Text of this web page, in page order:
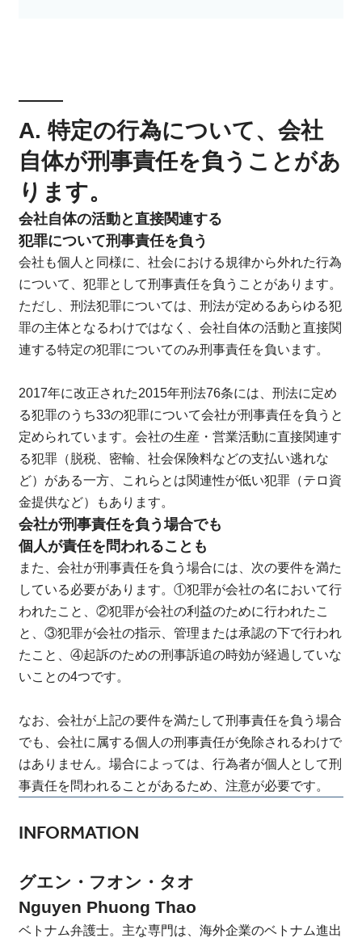
A. 特定の行為について、会社
自体が刑事責任を負うことがあ
ります。
会社自体の活動と直接関連する
犯罪について刑事責任を負う
会社も個人と同様に、社会における規律から外れた行為
について、犯罪として刑事責任を負うことがあります。
ただし、刑法犯罪については、刑法が定めるあらゆる犯
罪の主体となるわけではなく、会社自体の活動と直接関
連する特定の犯罪についてのみ刑事責任を負います。
2017年に改正された2015年刑法76条には、刑法に定め
る犯罪のうち33の犯罪について会社が刑事責任を負うと
定められています。会社の生産・営業活動に直接関連す
る犯罪（脱税、密輸、社会保険料などの支払い逃れな
ど）がある一方、これらとは関連性が低い犯罪（テロ資
金提供など）もあります。
会社が刑事責任を負う場合でも
個人が責任を問われることも
また、会社が刑事責任を負う場合には、次の要件を満た
している必要があります。①犯罪が会社の名において行
われたこと、②犯罪が会社の利益のために行われたこ
と、③犯罪が会社の指示、管理または承認の下で行われ
たこと、④起訴のための刑事訴追の時効が経過していな
いことの4つです。
なお、会社が上記の要件を満たして刑事責任を負う場合
でも、会社に属する個人の刑事責任が免除されるわけで
はありません。場合によっては、行為者が個人として刑
事責任を問われることがあるため、注意が必要です。
INFORMATION
グエン・フオン・タオ
Nguyen Phuong Thao
ベトナム弁護士。主な専門は、海外企業のベトナム進出